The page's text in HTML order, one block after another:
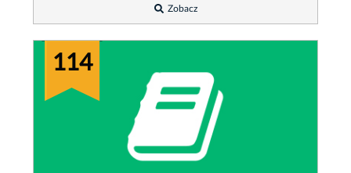
Zobacz
114